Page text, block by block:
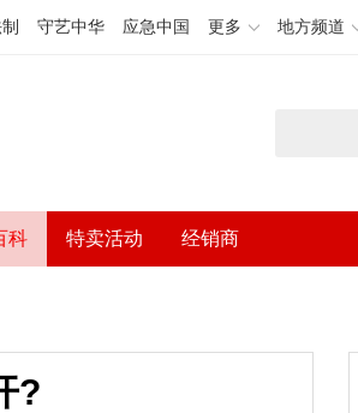
守艺中华 应急中国 更多 地方频道
科 特卖活动 经销商
?